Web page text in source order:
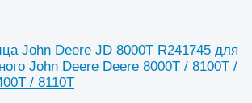
John Deere JD 8000T R241745 для
John Deere Deere 8000T / 8100T /
/ 8110T